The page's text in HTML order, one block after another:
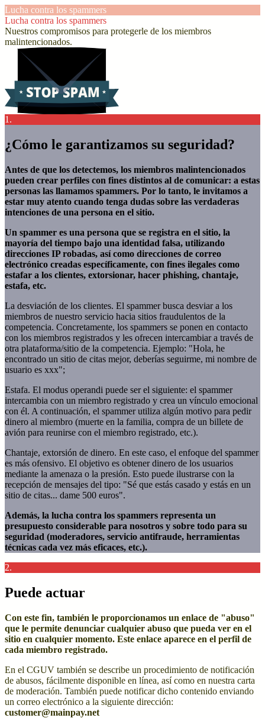
Lucha contra los spammers
Lucha contra los spammers
Nuestros compromisos para protegerle de los miembros
malintencionados.
1.
¿Cómo le garantizamos su seguridad?
Antes de que los detectemos, los miembros malintencionados
pueden crear perfiles con fines distintos al de comunicar: a estas
personas las llamamos spammers. Por lo tanto, le invitamos a
estar muy atento cuando tenga dudas sobre las verdaderas
intenciones de una persona en el sitio.
Un spammer es una persona que se registra en el sitio, la
mayoría del tiempo bajo una identidad falsa, utilizando
direcciones IP robadas, así como direcciones de correo
electrónico creadas específicamente, con fines ilegales como
estafar a los clientes, extorsionar, hacer phishing, chantaje,
estafa, etc.
La desviación de los clientes. El spammer busca desviar a los
miembros de nuestro servicio hacia sitios fraudulentos de la
competencia. Concretamente, los spammers se ponen en contacto
con los miembros registrados y les ofrecen intercambiar a través de
otra plataforma/sitio de la competencia. Ejemplo: "Hola, he
encontrado un sitio de citas mejor, deberías seguirme, mi nombre de
usuario es xxx";
Estafa. El modus operandi puede ser el siguiente: el spammer
intercambia con un miembro registrado y crea un vínculo emocional
con él. A continuación, el spammer utiliza algún motivo para pedir
dinero al miembro (muerte en la familia, compra de un billete de
avión para reunirse con el miembro registrado, etc.).
Chantaje, extorsión de dinero. En este caso, el enfoque del spammer
es más ofensivo. El objetivo es obtener dinero de los usuarios
mediante la amenaza o la presión. Esto puede ilustrarse con la
recepción de mensajes del tipo: "Sé que estás casado y estás en un
sitio de citas... dame 500 euros".
Además, la lucha contra los spammers representa un
presupuesto considerable para nosotros y sobre todo para su
seguridad (moderadores, servicio antifraude, herramientas
técnicas cada vez más eficaces, etc.).
2.
Puede actuar
Con este fin, también le proporcionamos un enlace de "abuso"
que le permite denunciar cualquier abuso que pueda ver en el
sitio en cualquier momento. Este enlace aparece en el perfil de
cada miembro registrado.
En el CGUV también se describe un procedimiento de notificación
de abusos, fácilmente disponible en línea, así como en nuestra carta
de moderación. También puede notificar dicho contenido enviando
un correo electrónico a la siguiente dirección:
customer@mainpay.net